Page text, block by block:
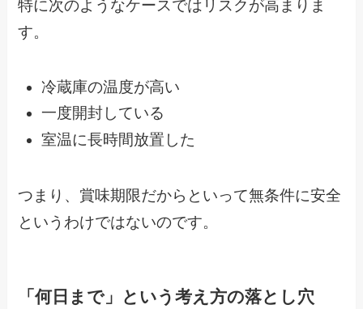
特に次のようなケースではリスクが高まりま
す。
冷蔵庫の温度が高い
一度開封している
室温に長時間放置した
つまり、賞味期限だからといって無条件に安全
というわけではないのです。
「何日まで」という考え方の落とし穴